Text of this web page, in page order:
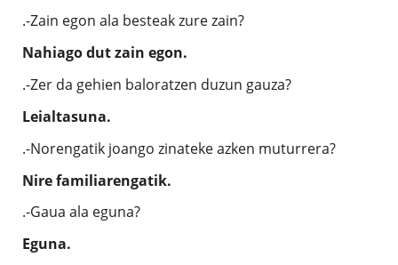
.-Zain egon ala besteak zure zain?
Nahiago dut zain egon.
.-Zer da gehien baloratzen duzun gauza?
Leialtasuna.
.-Norengatik joango zinateke azken muturrera?
Nire familiarengatik.
.-Gaua ala eguna?
Eguna.